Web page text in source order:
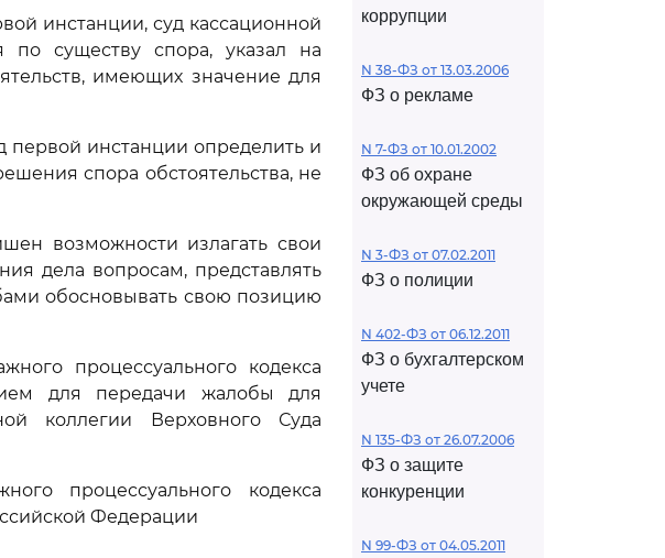
инстанции, суд кассационной
существу спора, указал на
имеющих значение для
первой инстанции определить и
спора обстоятельства, не
возможности излагать свои
дела вопросам, представлять
обосновывать свою позицию
процессуального кодекса
для передачи жалобы для
коллегии Верховного Суда
процессуального кодекса
Федерации
коррупции
N 38-ФЗ от 13.03.2006
ФЗ о рекламе
N 7-ФЗ от 10.01.2002
ФЗ об охране
окружающей среды
N 3-ФЗ от 07.02.2011
ФЗ о полиции
N 402-ФЗ от 06.12.2011
ФЗ о бухгалтерском
учете
N 135-ФЗ от 26.07.2006
ФЗ о защите
конкуренции
N 99-ФЗ от 04.05.2011